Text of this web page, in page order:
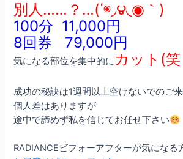
別人……？…(΄◉◞౪◟◉｀)
100分 11,000円
8回券 79,000円
気になる部位を集中的に カット(笑
成功の秘訣は1週間以上空けないでのご来
個人差はありますが
途中で諦めず私を信じてお任せ下さい
RADIANCEビフォーアフターが気になる